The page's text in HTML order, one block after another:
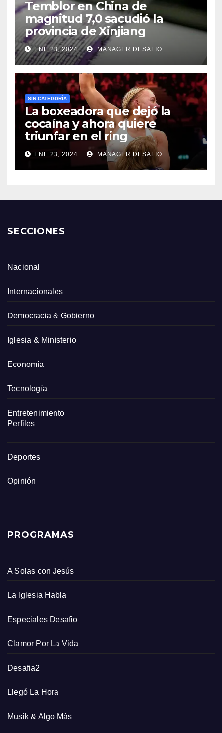
Temblor en China de
magnitud 7,0 sacudió la
provincia de Xinjiang
ENE 23, 2024 MANAGER.DESAFIO
SIN CATEGORÍA
La boxeadora que dejó la
cocaína y ahora quiere
triunfar en el ring​
ENE 23, 2024 MANAGER.DESAFIO
SECCIONES
Nacional
Internacionales
Democracia & Gobierno
Iglesia & Ministerio
Economía
Tecnología
Entretenimiento
Perfiles
Deportes
Opinión
PROGRAMAS
A Solas con Jesús
La Iglesia Habla
Especiales Desafio
Clamor Por La Vida
Desafia2
Llegó La Hora
Musik & Algo Más